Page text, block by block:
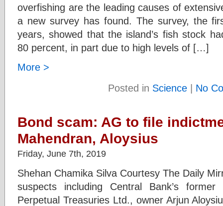
overfishing are the leading causes of
a new survey has found. The survey, the
years, showed that the island’s fish stock
80 percent, in part due to high levels of […]
More >
Posted in Science | No
Bond scam: AG to file
Mahendran, Aloysius
Friday, June 7th, 2019
Shehan Chamika Silva Courtesy The Daily
suspects including Central Bank’s former
Perpetual Treasuries Ltd., owner Arjun